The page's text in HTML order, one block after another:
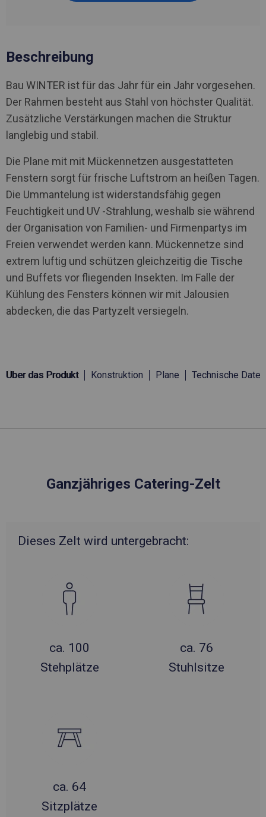
Beschreibung
Bau WINTER ist für das Jahr für ein Jahr vorgesehen.
Der Rahmen besteht aus Stahl von höchster Qualität.
Zusätzliche Verstärkungen machen die Struktur
langlebig und stabil.
Die Plane mit mit Mückennetzen ausgestatteten
Fenstern sorgt für frische Luftstrom an heißen Tagen.
Die Ummantelung ist widerstandsfähig gegen
Feuchtigkeit und UV -Strahlung, weshalb sie während
der Organisation von Familien- und Firmenpartys im
Freien verwendet werden kann. Mückennetze sind
extrem luftig und schützen gleichzeitig die Tische
und Buffets vor fliegenden Insekten. Im Falle der
Kühlung des Fensters können wir mit Jalousien
abdecken, die das Partyzelt versiegeln.
Über das Produkt Konstruktion Plane Technische Daten
Ganzjähriges Catering-Zelt
Dieses Zelt wird untergebracht:
ca. 100
Stehplätze
ca. 76
Stuhlsitze
ca. 64
Sitzplätze